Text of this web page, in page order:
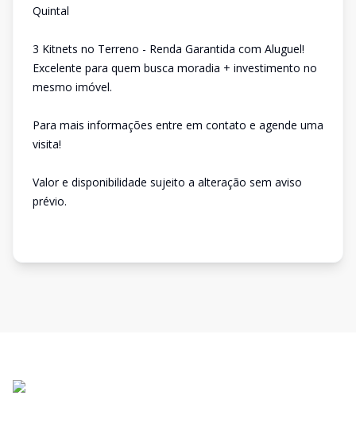
Quintal
3 Kitnets no Terreno - Renda Garantida com Aluguel!
Excelente para quem busca moradia + investimento no
mesmo imóvel.
Para mais informações entre em contato e agende uma
visita!
Valor e disponibilidade sujeito a alteração sem aviso
prévio.